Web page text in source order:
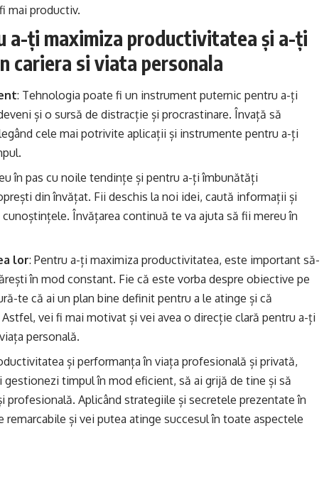
mai productiv.
a-ți maximiza productivitatea și a-ți
cariera si viata personala
: Tehnologia poate fi un instrument puternic pentru a-ți
și o sursă de distracție și procrastinare. Învață să
cele mai potrivite aplicații și instrumente pentru a-ți
în pas cu noile tendințe și pentru a-ți îmbunătăți
din învățat. Fii deschis la noi idei, caută informații și
Învățarea continuă te va ajuta să fii mereu în
lor: Pentru a-ți maximiza productivitatea, este important să-
în mod constant. Fie că este vorba despre obiective pe
te că ai un plan bine definit pentru a le atinge și că
vei fi mai motivat și vei avea o direcție clară pentru a-ți
personală.
și performanța în viața profesională și privată,
timpul în mod eficient, să ai grijă de tine și să
profesională. Aplicând strategiile și secretele prezentate în
și vei putea atinge succesul în toate aspectele